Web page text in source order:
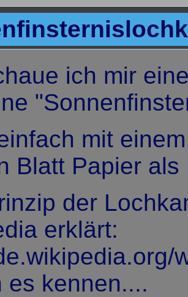
ich mir
mit
Blatt Papier
der
erklärt:
es kennen....